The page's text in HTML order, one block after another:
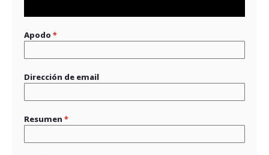
Apodo
Dirección de email
Resumen